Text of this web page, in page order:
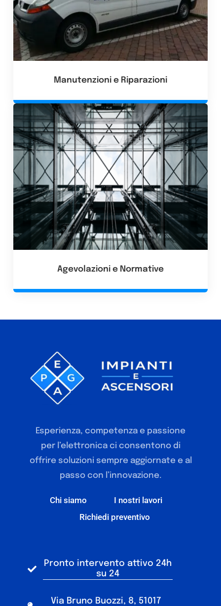
Manutenzioni e Riparazioni
Agevolazioni e Normative
Esperienza, competenza e passione
per l’elettronica ci consentono di
offrire soluzioni sempre aggiornate e al
passo con l’innovazione.
Chi siamo
I nostri lavori
Richiedi preventivo
Pronto intervento attivo 24h
su 24
Via Bruno Buozzi, 8, 51017